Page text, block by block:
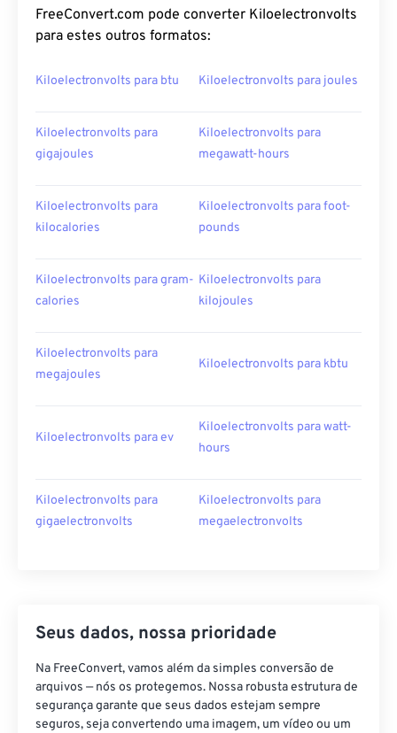
FreeConvert.com pode converter Kiloelectronvolts
para estes outros formatos:
Kiloelectronvolts para btu Kiloelectronvolts para joules
Kiloelectronvolts para
gigajoules
Kiloelectronvolts para
megawatt-hours
Kiloelectronvolts para
kilocalories
Kiloelectronvolts para foot-
pounds
Kiloelectronvolts para gram-
calories
Kiloelectronvolts para
kilojoules
Kiloelectronvolts para
megajoules
Kiloelectronvolts para kbtu
Kiloelectronvolts para ev
Kiloelectronvolts para watt-
hours
Kiloelectronvolts para
gigaelectronvolts
Kiloelectronvolts para
megaelectronvolts
Seus dados, nossa prioridade
Na FreeConvert, vamos além da simples conversão de
arquivos — nós os protegemos. Nossa robusta estrutura de
segurança garante que seus dados estejam sempre
seguros, seja convertendo uma imagem, um vídeo ou um